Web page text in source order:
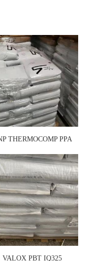
THERMOCOMP PPA
VALOX PBT IQ325